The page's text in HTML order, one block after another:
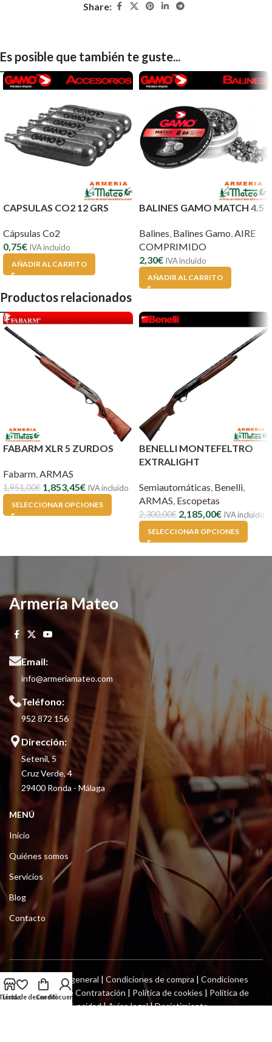
Share:
Es posible que también te guste...
CAPSULAS CO2 12 GRS
Cápsulas Co2
0,75€ IVA incluido
AÑADIR AL CARRITO
BALINES GAMO MATCH 4.5
Balines, Balines Gamo,AIRE
COMPRIMIDO
2,30€ IVA incluido
AÑADIR AL CARRITO
Productos relacionados
FABARM XLR 5 ZURDOS
Fabarm,ARMAS
1,951,00€ 1,853,45€ IVA incluido
SELECCIONAR OPCIONES
BENELLI MONTEFELTRO
EXTRALIGHT
Semiautomáticas, Benelli,
ARMAS, Escopetas
2,300,00€ 2,185,00€ IVA incluido
SELECCIONAR OPCIONES
Armería Mateo
Email:
info@armeriamateo.com
Teléfono:
952 872 156
Dirección:
Setenil, 5
Cruz Verde, 4
29400 Ronda - Málaga
MENÚ
Inicio
Quiénes somos
Servicios
Blog
Contacto
Información general |Condiciones de compra |Condiciones
Generales de Contratación | Política de cookies | Política de
privacidad|Aviso legal|Desistimiento
Lista de deseos
CarritoMi cuenta